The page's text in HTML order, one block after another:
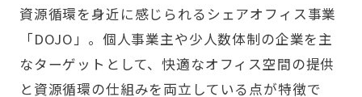
資源循環を身近に感じられるシェアオフィス事業
「DOJO」。個人事業主や少人数体制の企業を主
なターゲットとして、快適なオフィス空間の提供
と資源循環の仕組みを両立している点が特徴で